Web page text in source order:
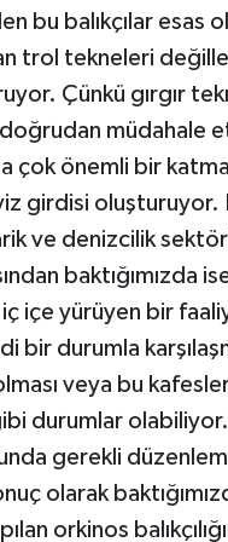
bu balıkçılar esas
trol tekneleri
Çünkü gırgır
müdahale
çok önemli bir
girdisi oluşturuyor.
ve denizcilik
baktığımızda
iç içe yürüyen bir
durumla
veya bu
durumlar
gerekli
olarak
orkinos